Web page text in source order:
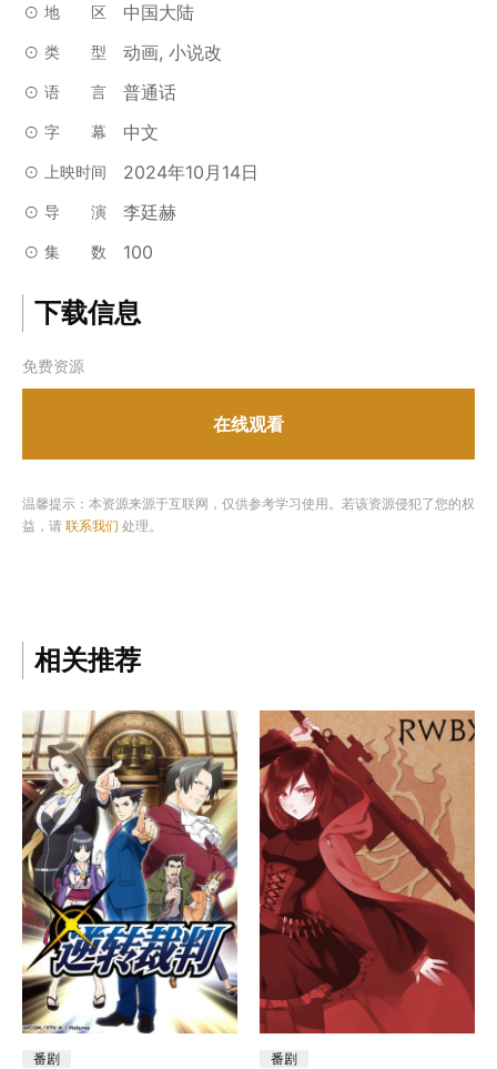
地区 中国大陆
类型 动画, 小说改
语言 普通话
字幕 中文
上映时间 2024年10月14日
导演 李廷赫
集数 100
下载信息
免费资源
在线观看
温馨提示：本资源来源于互联网，仅供参考学习使用。若该资源侵犯了您的权
益，请 联系我们 处理。
相关推荐
番剧 番剧